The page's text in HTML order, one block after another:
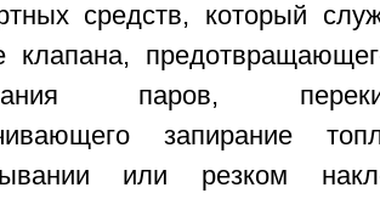
средств, который
клапана,
паров,
запирание
или резком